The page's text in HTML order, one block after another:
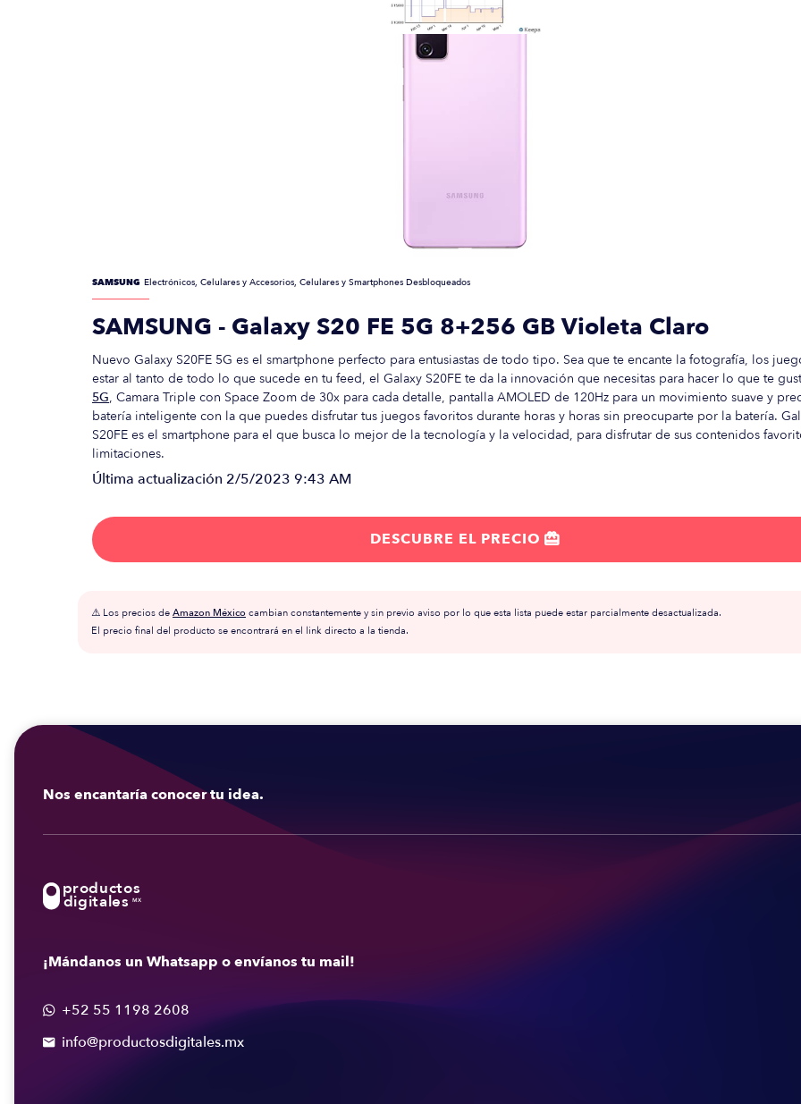
SAMSUNG Electrónicos, Celulares y Accesorios, Celulares y Smartphones Desbloqueados
SAMSUNG - Galaxy S20 FE 5G 8+256 GB Violeta Claro
Nuevo Galaxy S20FE 5G es el smartphone perfecto para entusiastas de todo tipo. Sea que te encante la fotografía, los
estar al tanto de todo lo que sucede en tu feed, el Galaxy S20FE te da la innovación que necesitas para hacer lo que te
5G, Camara Triple con Space Zoom de 30x para cada detalle, pantalla AMOLED de 120Hz para un movimiento suave y
batería inteligente con la que puedes disfrutar tus juegos favoritos durante horas y horas sin preocuparte por la batería.
S20FE es el smartphone para el que busca lo mejor de la tecnología y la velocidad, para disfrutar de sus contenidos
limitaciones.
Última actualización 2/5/2023 9:43 AM
DESCUBRE EL PRECIO 
⚠️ Los precios de Amazon México cambian constantemente y sin previo aviso por lo que esta lista puede estar parcialmente desactualizada.
El precio final del producto se encontrará en el link directo a la tienda.
Nos encantaría conocer tu idea.
productos
digitales MX
¡Mándanos un Whatsapp o envíanos tu mail!
 +52 55 1198 2608
 info@productosdigitales.mx